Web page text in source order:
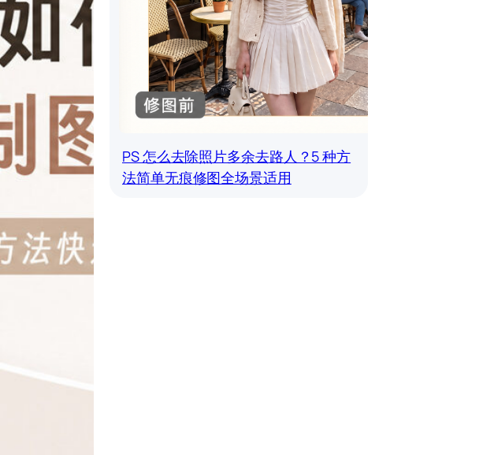
PS 怎么去除照片多余去路人？5 种方
法简单无痕修图全场景适用